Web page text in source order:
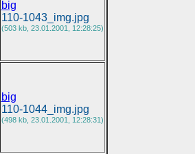
big
110-1043_img.jpg
(503 kb, 23.01.2001, 12:28:25)
big
110-1044_img.jpg
(498 kb, 23.01.2001, 12:28:31)